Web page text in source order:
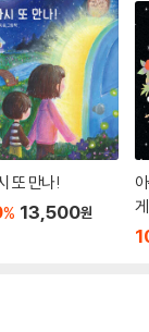
또 만나!
% 13,500원
게